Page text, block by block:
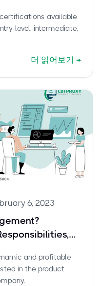
available
level, intermediate,
더 읽어보기 →
6, 2023
and profitable
in the product